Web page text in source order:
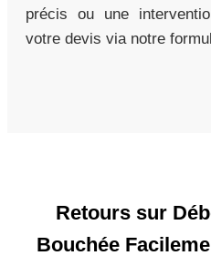
précis ou une
votre devis via notre
Retours sur
Bouchée